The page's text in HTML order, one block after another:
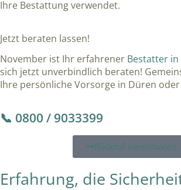
Ihre Bestattung verwendet.
Jetzt beraten lassen!
November ist Ihr erfahrener Bestatter
sich jetzt unverbindlich beraten!
Ihre persönliche Vorsorge in Düren
📞 0800 / 9033399
Rückruf vereinbaren
Erfahrung, die